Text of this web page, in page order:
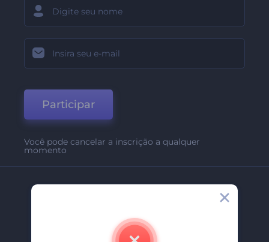
Participar
Você pode cancelar a inscrição a qualquer
momento
Contate-Nos